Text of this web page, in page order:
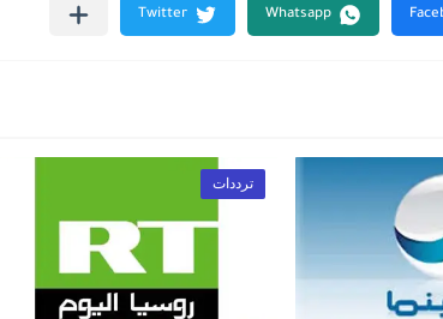
ترددات